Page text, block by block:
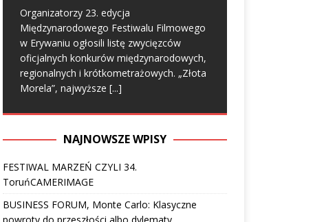
Organizatorzy 23. edycja
Międzynarodowego Festiwalu Filmowego
w Erywaniu ogłosili listę zwycięzców
oficjalnych konkurów międzynarodowych,
regionalnych i krótkometrażowych. „Złota
Morela”, najwyższe [...]
NAJNOWSZE WPISY
FESTIWAL MARZEŃ CZYLI 34.
ToruńCAMERIMAGE
BUSINESS FORUM, Monte Carlo: Klasyczne